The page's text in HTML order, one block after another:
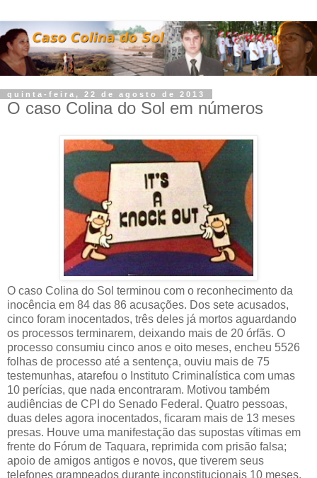
quinta-feira, 22 de agosto de 2013
O caso Colina do Sol em números
O caso Colina do Sol terminou com o reconhecimento da
inocência em 84 das 86 acusações. Dos sete acusados,
cinco foram inocentados, três deles já mortos aguardando
os processos terminarem, deixando mais de 20 órfãs. O
processo consumiu cinco anos e oito meses, encheu 5526
folhas de processo até a sentença, ouviu mais de 75
testemunhas, atarefou o Instituto Criminalística com umas
10 perícias, que nada encontraram. Motivou também
audiências de CPI do Senado Federal. Quatro pessoas,
duas deles agora inocentados, ficaram mais de 13 meses
presas. Houve uma manifestação das supostas vítimas em
frente do Fórum de Taquara, reprimida com prisão falsa;
apoio de amigos antigos e novos, que tiverem seus
telefones grampeados durante inconstitucionais 10 meses.